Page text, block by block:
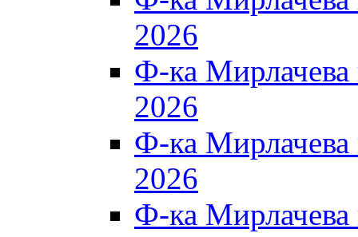
2026
Ф-ка
2026
Ф-ка
2026
Ф-ка